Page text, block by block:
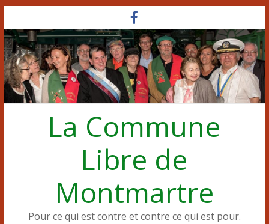
au
contenu
La Commune
Libre de
Montmartre
Pour ce qui est contre et contre ce qui est pour.